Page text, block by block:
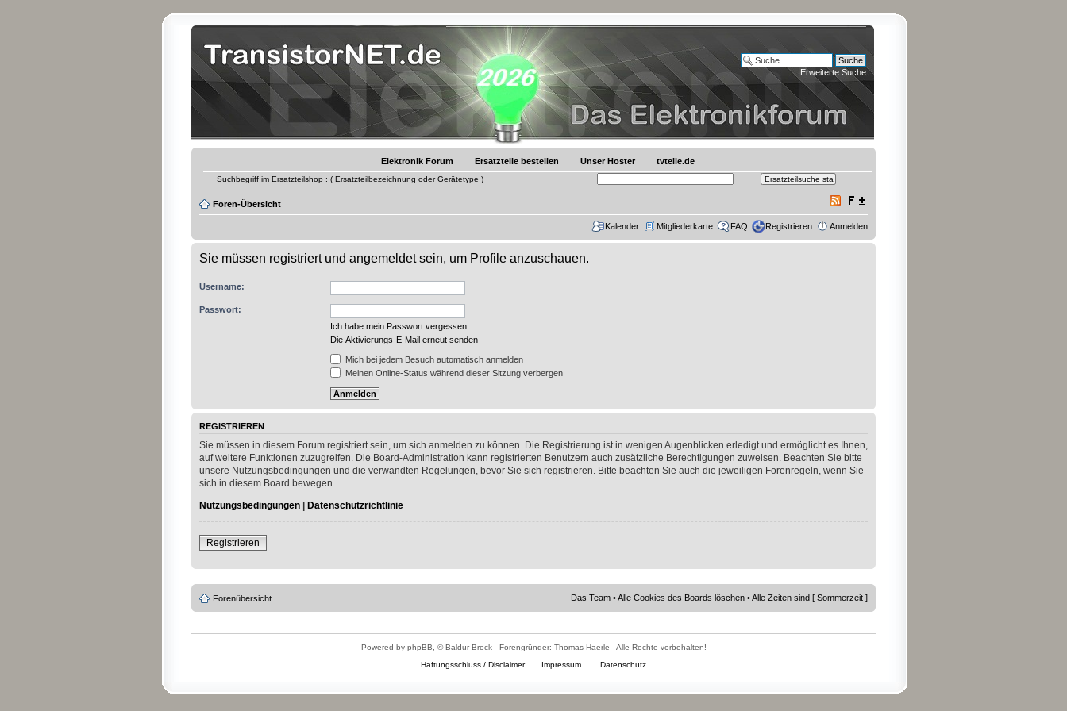
Erweiterte Suche
Elektronik Forum Ersatzteile bestellen Unser Hoster tvteile.de
Suchbegriff im Ersatzteilshop : ( Ersatzteilbezeichnung oder Gerätetype )
Foren-Übersicht
Kalender Mitgliederkarte FAQ Registrieren Anmelden
Sie müssen registriert und angemeldet sein, um Profile anzuschauen.
Username:
Passwort:
Ich habe mein Passwort vergessen
Die Aktivierungs-E-Mail erneut senden
Mich bei jedem Besuch automatisch anmelden
Meinen Online-Status während dieser Sitzung verbergen
REGISTRIEREN
Sie müssen in diesem Forum registriert sein, um sich anmelden zu können. Die Registrierung ist in wenigen Augenblicken erledigt und ermöglicht es Ihnen,
auf weitere Funktionen zuzugreifen. Die Board-Administration kann registrierten Benutzern auch zusätzliche Berechtigungen zuweisen. Beachten Sie bitte
unsere Nutzungsbedingungen und die verwandten Regelungen, bevor Sie sich registrieren. Bitte beachten Sie auch die jeweiligen Forenregeln, wenn Sie
sich in diesem Board bewegen.
Nutzungsbedingungen | Datenschutzrichtlinie
Registrieren
Forenübersicht Das Team •Alle Cookies des Boards löschen • Alle Zeiten sind [ Sommerzeit ]
Powered by phpBB, © Baldur Brock - Forengründer: Thomas Haerle - Alle Rechte vorbehalten!
Haftungsschluss / Disclaimer
Impressum Datenschutz